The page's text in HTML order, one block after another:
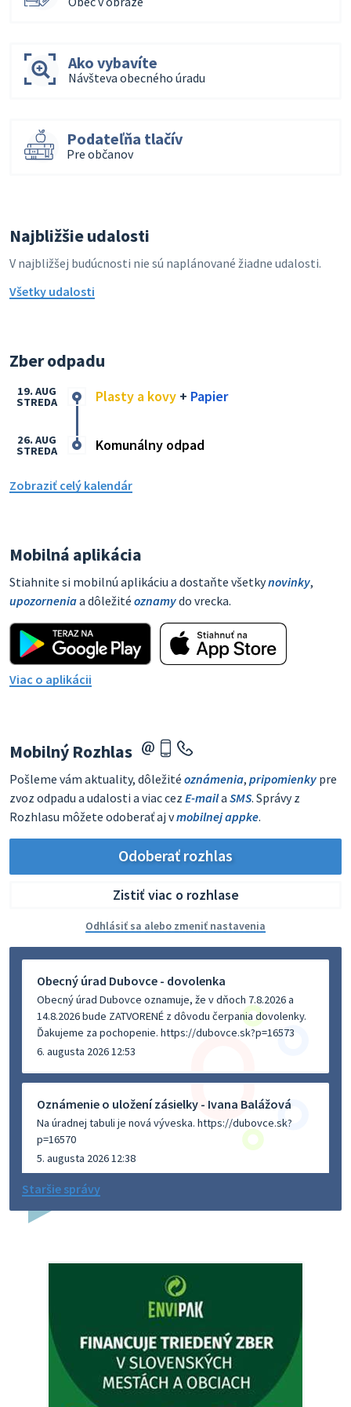
Ako vybavíte
Návšteva obecného úradu
Podateľňa tlačív
Pre občanov
Najbližšie udalosti
V najbližšej budúcnosti nie sú naplánované žiadne udalosti.
Všetky udalosti
Zber odpadu
Plasty a kovy + Papier
19. AUG
STREDA
Komunálny odpad
26. AUG
STREDA
Zobraziť celý kalendár
Mobilná aplikácia
Stiahnite si mobilnú aplikáciu a dostaňte všetkynovinky,
upozorneniaa dôležité oznamydo vrecka.
Viac o aplikácii
Mobilný Rozhlas
Pošleme vám aktuality, dôležité oznámenia, pripomienky pre
zvoz odpadu a udalosti a viac cez E-maila SMS. Správy z
Rozhlasu môžete odoberať aj vmobilnej appke.
Odoberať rozhlas
Zistiť viac o rozhlase
Odhlásiť sa alebo zmeniť nastavenia
Obecný úrad Dubovce - dovolenka
Obecný úrad Dubovce oznamuje, že v dňoch 7.8.2026 a
14.8.2026 bude ZATVORENÉ z dôvodu čerpania dovolenky.
Ďakujeme za pochopenie. https://dubovce.sk?p=16573
6. augusta 2026 12:53
Oznámenie o uložení zásielky - Ivana Balážová
Na úradnej tabuli je nová výveska. https://dubovce.sk?
p=16570
5. augusta 2026 12:38
Dovolenka - MUDr. Marián Sivoň
budeZATVORENÁ z dôvodu čerpania dovolenky. Akútne
prípady bude riešiť MUDr.Fisch…
Zajtrajší zvoz odpadu
Vážený občan, zajtra 5. 8. sa bude zvážať komunálny odpad.
4. augusta 2026 15:30
Staršie správy